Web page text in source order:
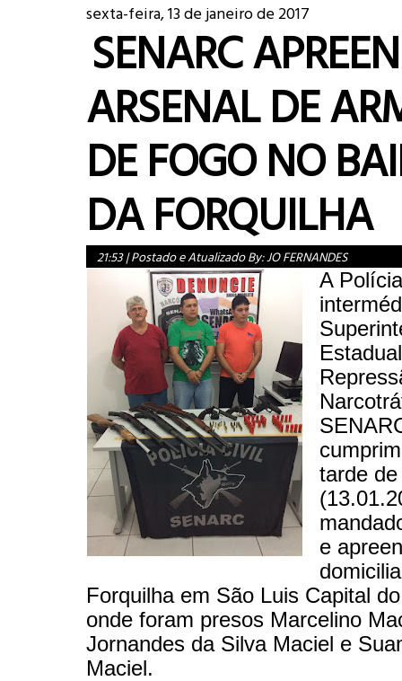
sexta-feira, 13 de janeiro de 2017
SENARC
ARSENAL DE
DE FOGO NO
DA FORQUILHA
21:53|Postado e Atualizado By:JO FERNANDES
A
tarde
e
Forquilha em São Luis Capital
onde foram presos Marcelino
Jornandes da Silva Maciel e
Maciel.